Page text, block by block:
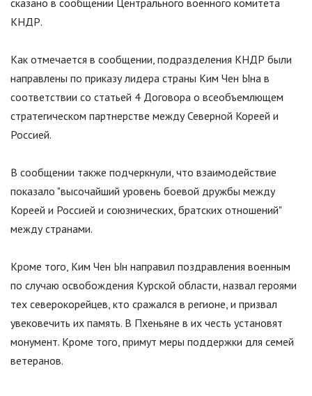
сказано в сообщении Центрального военного комитета
КНДР.
Как отмечается в сообщении, подразделения КНДР были
направлены по приказу лидера страны Ким Чен Ына в
соответствии со статьей 4 Договора о всеобъемлющем
стратегическом партнерстве между Северной Кореей и
Россией.
В сообщении также подчеркнули, что взаимодействие
показало "высочайший уровень боевой дружбы между
Кореей и Россией и союзнических, братских отношений"
между странами.
Кроме того, Ким Чен Ын направил поздравления военным
по случаю освобождения Курской области, назвал героями
тех северокорейцев, кто сражался в регионе, и призвал
увековечить их память. В Пхеньяне в их честь установят
монумент. Кроме того, примут меры поддержки для семей
ветеранов.